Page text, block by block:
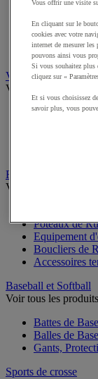
Accessoires
Accessoires
Sandball
Volleyball
Voir tous les produits
Ballons de
Rugby
Voir tous les produits
Poteaux de
Equipement
Boucliers de
Accessoires
Baseball et Softball
Voir tous les produits
Battes de
Balles de
Gants,
Sports de crosse
Vous offrir une visite
En cliquant sur le
cookies avec votre
internet de mesurer les
pouvons ainsi vous
Si vous souhaitez plus
cliquez sur «
Et si vous choisissez
savoir plus, vous